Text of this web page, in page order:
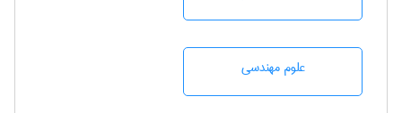
علوم مهندسی